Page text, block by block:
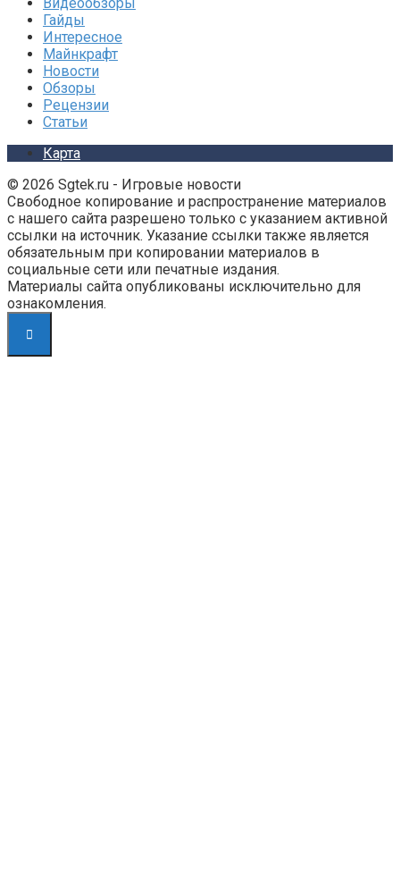
Гайды
Интересное
Майнкрафт
Новости
Обзоры
Рецензии
Статьи
Карта
© 2026 Sgtek.ru - Игровые новости
Свободное копирование и распространение материалов
с нашего сайта разрешено только с указанием активной
ссылки на источник. Указание ссылки также является
обязательным при копировании материалов в
социальные сети или печатные издания.
Материалы сайта опубликованы исключительно для
ознакомления.